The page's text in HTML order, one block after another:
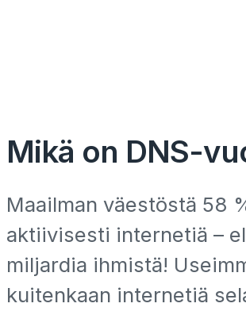
Mikä on DNS-
Maailman väestöstä 58
aktiivisesti internetiä –
miljardia ihmistä!
kuitenkaan internetiä